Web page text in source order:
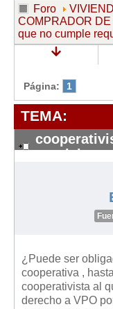
Para contratos
Para contratos de
Formularios sobre
Modelos de
Requerimientos y
Formularios sobre
Modelos de
Legislación sobre
Legislación sobre
Legislación de
Foro
COMPRADOR
que no cumple
Página: 1
TEMA:
requisitos
¿Puede ser
cooperativa ,
cooperativista al
derecho a VPO